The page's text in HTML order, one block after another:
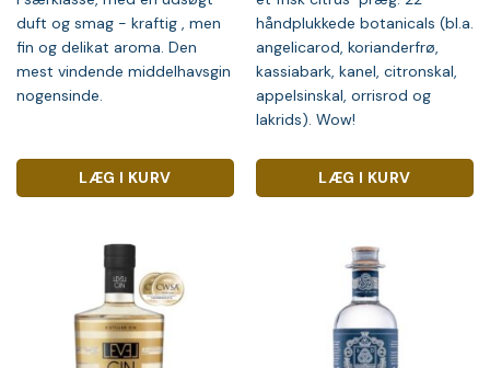
duft og smag - kraftig , men
fin og delikat aroma. Den
mest vindende middelhavsgin
nogensinde.
LÆG I KURV
håndplukkede botanicals (bl.a.
angelicarod, korianderfrø,
kassiabark, kanel, citronskal,
appelsinskal, orrisrod og
lakrids). Wow!
LÆG I KURV